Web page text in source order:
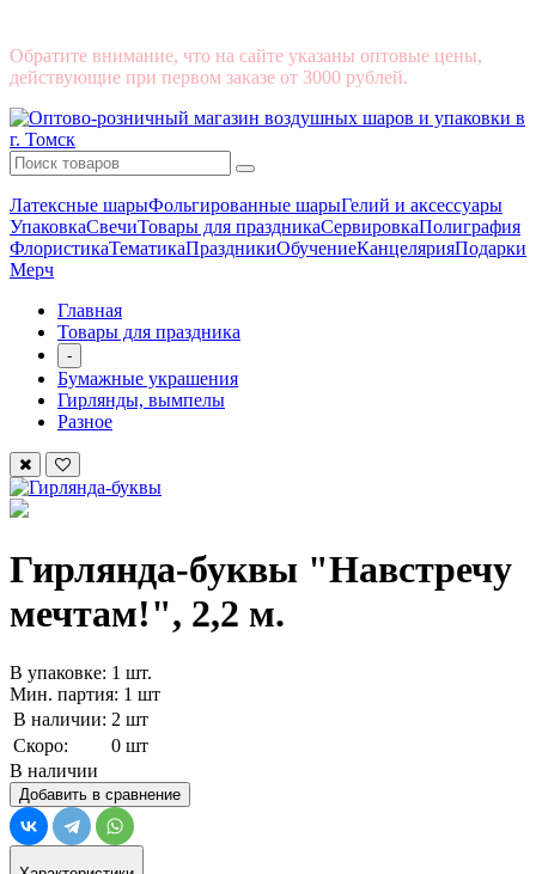
Обратите внимание, что на сайте указаны оптовые цены,
действующие при первом заказе от 3000 рублей.
Латексные шарыФольгированные шарыГелий и аксессуары
УпаковкаСвечиТовары для праздникаСервировкаПолиграфия
ФлористикаТематикаПраздникиОбучениеКанцелярияПодарки
Мерч
Главная
Товары для праздника
-
Бумажные украшения
Гирлянды, вымпелы
Разное
Гирлянда-буквы "Навстречу
мечтам!", 2,2 м.
В упаковке: 1 шт.
Мин. партия: 1 шт
В наличии: 2 шт
Скоро:
0 шт
В наличии
Добавить в сравнение